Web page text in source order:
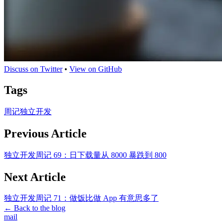
Discuss on Twitter• View on GitHub
Tags
周记独立开发
Previous Article
独立开发周记 69：日下载量从 8000 暴跌到 800
Next Article
独立开发周记 71：做饭比做 App 有意思多了
← Back to the blog
mail